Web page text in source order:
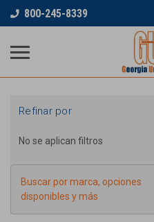
800-245-8339
Refinar por
No se aplican filtros
Buscar por marca, opciones
disponibles y más